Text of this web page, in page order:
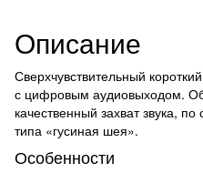
Описание
Сверхчувствительный
с цифровым аудиовыходом.
качественный захват звука,
типа «гусиная шея».
Особенности